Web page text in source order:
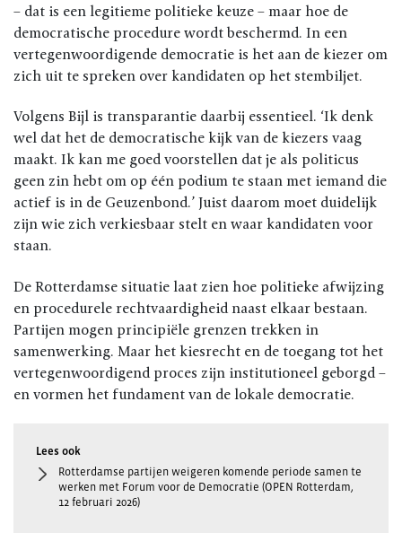
– dat is een legitieme politieke keuze – maar hoe de
democratische procedure wordt beschermd. In een
vertegenwoordigende democratie is het aan de kiezer om
zich uit te spreken over kandidaten op het stembiljet.
Volgens Bijl is transparantie daarbij essentieel. ‘Ik denk
wel dat het de democratische kijk van de kiezers vaag
maakt. Ik kan me goed voorstellen dat je als politicus
geen zin hebt om op één podium te staan met iemand die
actief is in de Geuzenbond.’ Juist daarom moet duidelijk
zijn wie zich verkiesbaar stelt en waar kandidaten voor
staan.
De Rotterdamse situatie laat zien hoe politieke afwijzing
en procedurele rechtvaardigheid naast elkaar bestaan.
Partijen mogen principiële grenzen trekken in
samenwerking. Maar het kiesrecht en de toegang tot het
vertegenwoordigend proces zijn institutioneel geborgd –
en vormen het fundament van de lokale democratie.
Rotterdamse partijen weigeren komende periode samen te
werken met Forum voor de Democratie (OPEN Rotterdam,
12 februari 2026)